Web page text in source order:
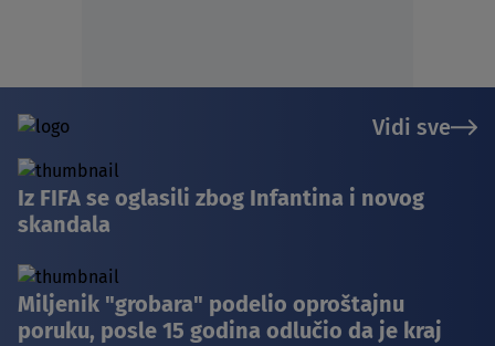
Vidi sve
Iz FIFA se oglasili zbog Infantina i novog
skandala
Miljenik "grobara" podelio oproštajnu
poruku, posle 15 godina odlučio da je kraj